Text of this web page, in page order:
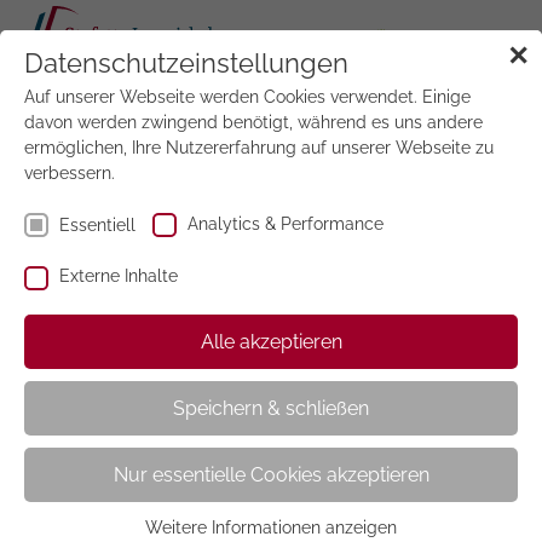
Jetzt
testen
Kraut & Rüben
✕
Datenschutzeinstellungen
Auf unserer Webseite werden Cookies verwendet. Einige
davon werden zwingend benötigt, während es uns andere
ermöglichen, Ihre Nutzererfahrung auf unserer Webseite zu
verbessern.
Essentiell Analytics & Performance
Externe Inhalte
Alle akzeptieren
Speichern & schließen
Nur essentielle Cookies akzeptieren
Weitere Informationen anzeigen